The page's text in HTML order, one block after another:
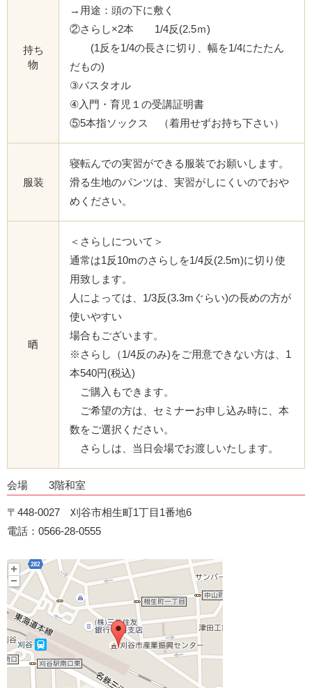
持ち
物
→用途：頭の下に敷く
②さらし×2本 1/4反(2.5ｍ)
(1反を1/4の長さに切り、幅を1/4にたたん
だもの)
③バスタオル
④入門・育児１の受講証明書
⑤5本指ソックス （着用せずお持ち下さい）
服装
寝転んでの実習ができる服装でお願いします。
滑る生地のパンツは、実習がしにくいのでおや
めください。
晒
＜さらしについて＞
通常は1反10mのさらしを1/4反(2.5m)に切り使
用致します。
人によっては、1/3反(3.3mぐらい)の長めの方が
使いやすい
場合もございます。
※さらし（1/4反のみ)をご用意できない方は、1
本540円(税込)
ご購入もできます。
ご希望の方は、セミナーお申し込み時に、本
数をご選択ください。
さらしは、当日会場でお渡しいたします。
会場 3階和室
〒448-0027 刈谷市相生町1丁目1番地6
電話：0566-28-0555